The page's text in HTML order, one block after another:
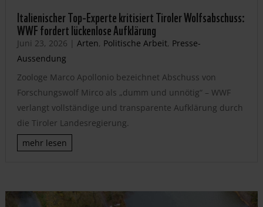
Italienischer Top-Experte kritisiert Tiroler Wolfsabschuss:
WWF fordert lückenlose Aufklärung
Juni 23, 2026 | Arten, Politische Arbeit, Presse-
Aussendung
Zoologe Marco Apollonio bezeichnet Abschuss von
Forschungswolf Mirco als „dumm und unnötig“ – WWF
verlangt vollständige und transparente Aufklärung durch
die Tiroler Landesregierung.
mehr lesen